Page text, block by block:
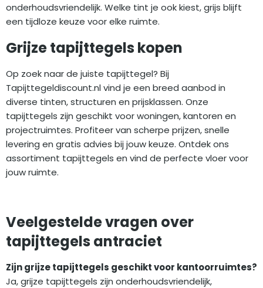
onderhoudsvriendelijk. Welke tint je ook kiest, grijs blijft
een tijdloze keuze voor elke ruimte.
Grijze tapijttegels kopen
Op zoek naar de juiste tapijttegel? Bij
Tapijttegeldiscount.nl vind je een breed aanbod in
diverse tinten, structuren en prijsklassen. Onze
tapijttegels zijn geschikt voor woningen, kantoren en
projectruimtes. Profiteer van scherpe prijzen, snelle
levering en gratis advies bij jouw keuze. Ontdek ons
assortiment tapijttegels en vind de perfecte vloer voor
jouw ruimte.
Veelgestelde vragen over
tapijttegels antraciet
Zijn grijze tapijttegels geschikt voor kantoorruimtes?
Ja, grijze tapijttegels zijn onderhoudsvriendelijk,